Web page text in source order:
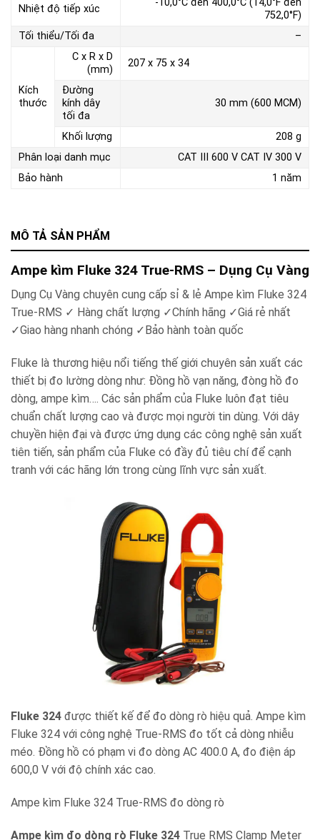
MÔ TẢ SẢN PHẨM
Ampe kìm Fluke 324 True-RMS – Dụng Cụ Vàng
Dụng Cụ Vàng chuyên cung cấp sỉ & lẻ Ampe kìm Fluke 324
True-RMS ✓ Hàng chất lượng ✓Chính hãng ✓Giá rẻ nhất
✓Giao hàng nhanh chóng ✓Bảo hành toàn quốc
Fluke là thương hiệu nổi tiếng thế giới chuyên sản xuất các
thiết bị đo lường dòng như: Đồng hồ vạn năng, đòng hồ đo
dòng, ampe kìm…. Các sản phẩm của Fluke luôn đạt tiêu
chuẩn chất lượng cao và được mọi người tin dùng. Với dây
chuyền hiện đại và được ứng dụng các công nghệ sản xuất
tiên tiến, sản phẩm của Fluke có đầy đủ tiêu chí để cạnh
tranh với các hãng lớn trong cùng lĩnh vực sản xuất.
Fluke 324 được thiết kế để đo dòng rò hiệu quả. Ampe kìm
Fluke 324 với công nghệ True-RMS đo tốt cả dòng nhiễu
méo. Đồng hồ có phạm vi đo dòng AC 400.0 A, đo điện áp
600,0 V với độ chính xác cao.
Ampe kìm Fluke 324 True-RMS đo dòng rò
Ampe kìm đo dòng rò Fluke 324 True RMS Clamp Meter
Nhiệt độ tiếp xúc
752,0°F)
Tối thiểu/Tối đa
–
Kích
thước
C x R x D
(mm)
207 x 75 x 34
Đường
kính dây
tối đa
30 mm (600 MCM)
Khối lượng
208 g
Phân loại danh mục
CAT III 600 V CAT IV 300 V
Bảo hành
1 năm